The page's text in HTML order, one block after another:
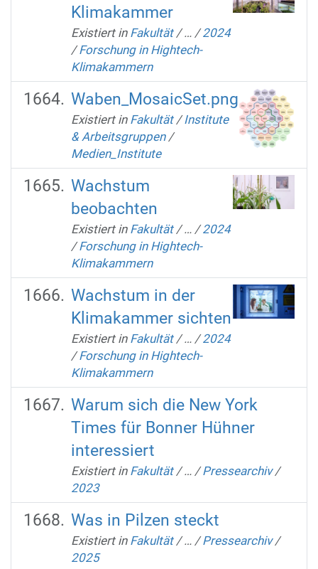
Klimakammer
Existiert in Fakultät /… /2024
/Forschung in Hightech-
Klimakammern
Waben_MosaicSet.png
Existiert in Fakultät /Institute
& Arbeitsgruppen /
Medien_Institute
Wachstum
beobachten
Existiert in Fakultät /… /2024
/Forschung in Hightech-
Klimakammern
Wachstum in der
Klimakammer sichten
Existiert in Fakultät /… /2024
/Forschung in Hightech-
Klimakammern
Warum sich die New York
Times für Bonner Hühner
interessiert
Existiert in Fakultät /… /Pressearchiv /
2023
Was in Pilzen steckt
Existiert in Fakultät /… /Pressearchiv /
2025